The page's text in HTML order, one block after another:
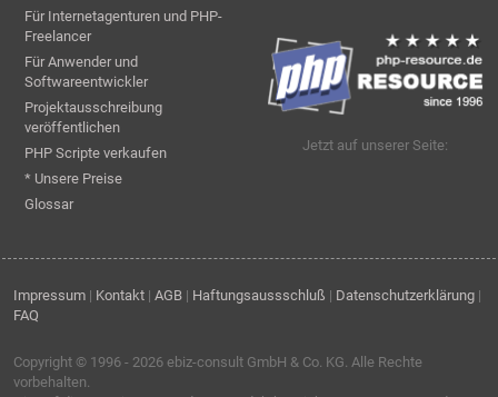
Für Internetagenturen und PHP-
Freelancer
Für Anwender und
Softwareentwickler
Projektausschreibung
veröffentlichen
PHP Scripte verkaufen
* Unsere Preise
Glossar
Jetzt auf unserer Seite:
Impressum | Kontakt | AGB | Haftungsaussschluß | Datenschutzerklärung |
FAQ
Copyright © 1996 - 2026 ebiz-consult GmbH & Co. KG. Alle Rechte
vorbehalten.